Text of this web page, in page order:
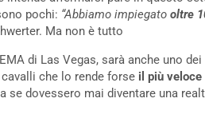
pochi: “Abbiamo impiegato oltre
Ma non è tutto
di Las Vegas, sarà anche uno
che lo rende forse il più
dovessero mai diventare una